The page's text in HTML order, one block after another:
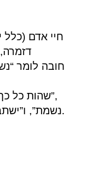
חיי אדם
חובה לומר
שהות כל כך, יאמר “ברוך שאמר”, “תהלה לדוד”,
“נשמת”,.